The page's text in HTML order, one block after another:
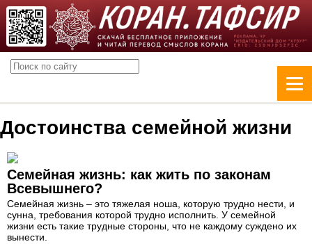
Достоинства семейной жизни
Семейная жизнь: как жить по законам
Всевышнего?
Семейная жизнь – это тяжелая ноша, которую трудно нести, и
сунна, требования которой трудно исполнить. У семейной
жизни есть такие трудные стороны, что не каждому суждено их
вынести.